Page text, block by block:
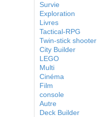
Survie
Exploration
Livres
Tactical-RPG
Twin-stick shooter
City Builder
LEGO
Multi
Cinéma
Film
console
Autre
Deck Builder